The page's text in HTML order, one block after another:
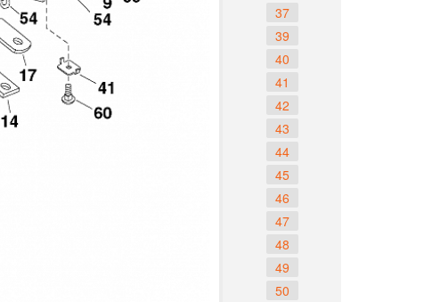
37
39
40
41
42
43
44
45
46
47
48
49
50